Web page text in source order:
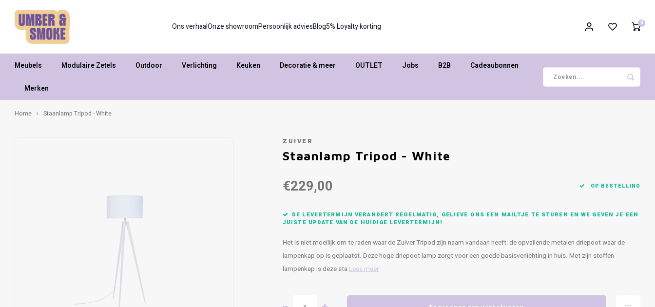
Ons verhaalOnze showroomPersoonlijk adviesBlog5% Loyalty korting 0
Meubels Modulaire Zetels Outdoor Verlichting Keuken Decoratie & meer OUTLET Jobs B2B Cadeaubonnen
Merken
Home Staanlamp Tripod - White
ZUIVER
Staanlamp Tripod - White
€229,00 OP BESTELLING
DE LEVERTERMIJN VERANDERT REGELMATIG, GELIEVE ONS EEN MAILTJE TE STUREN EN WE GEVEN JE EEN
JUISTE UPDATE VAN DE HUIDIGE LEVERTERMIJN!
Het is niet moeilijk om te raden waar de Zuiver Tripod zijn naam vandaan heeft: de opvallende metalen driepoot waar de
lampenkap op is geplaatst. Deze hoge driepoot lamp zorgt voor een goede basisverlichting in huis. Met zijn stoffen
lampenkap is deze sta Lees meer